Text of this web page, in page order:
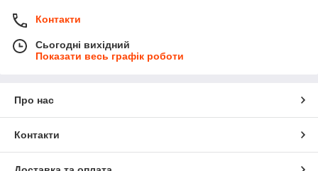
Контакти
Сьогодні вихідний
Показати весь графік роботи
Про нас
Контакти